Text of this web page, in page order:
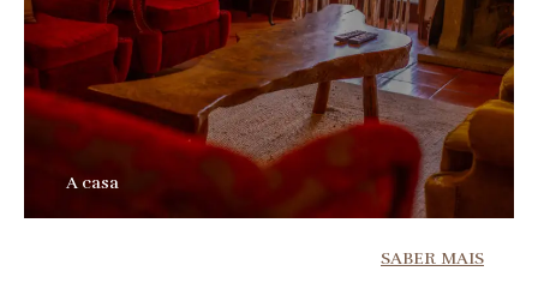
A casa
SABER MAIS